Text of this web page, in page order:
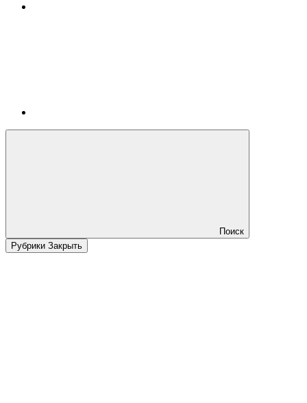
Поиск
Рубрики Закрыть